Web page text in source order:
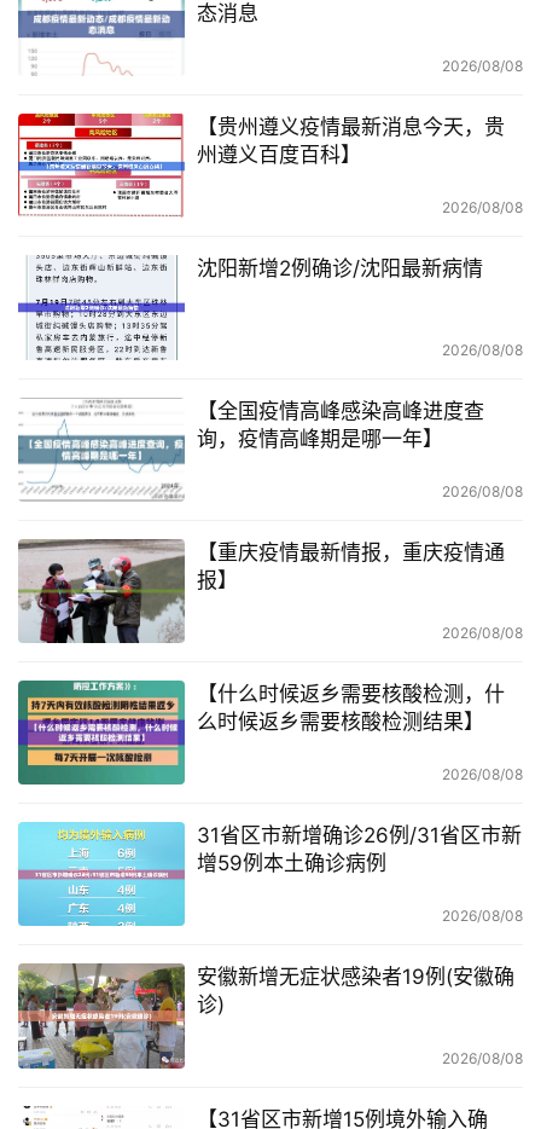
态消息
2026/08/08
【贵州遵义疫情最新消息今天，贵
州遵义百度百科】
2026/08/08
沈阳新增2例确诊/沈阳最新病情
2026/08/08
【全国疫情高峰感染高峰进度查
询，疫情高峰期是哪一年】
2026/08/08
【重庆疫情最新情报，重庆疫情通
报】
2026/08/08
【什么时候返乡需要核酸检测，什
么时候返乡需要核酸检测结果】
2026/08/08
31省区市新增确诊26例/31省区市新
增59例本土确诊病例
2026/08/08
安徽新增无症状感染者19例(安徽确
诊)
2026/08/08
【31省区市新增15例境外输入确